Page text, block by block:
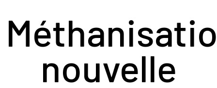
nouvelle